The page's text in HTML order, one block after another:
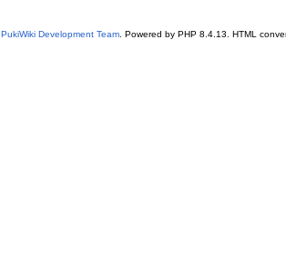
PukiWiki Development Team. Powered by PHP 8.4.13. HTML